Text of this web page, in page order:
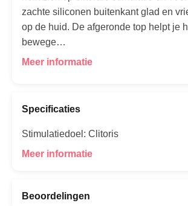
zachte siliconen buitenkant glad en
op de huid. De afgeronde top helpt je
bewege…
Meer informatie
Specificaties
Stimulatiedoel: Clitoris
Meer informatie
Beoordelingen